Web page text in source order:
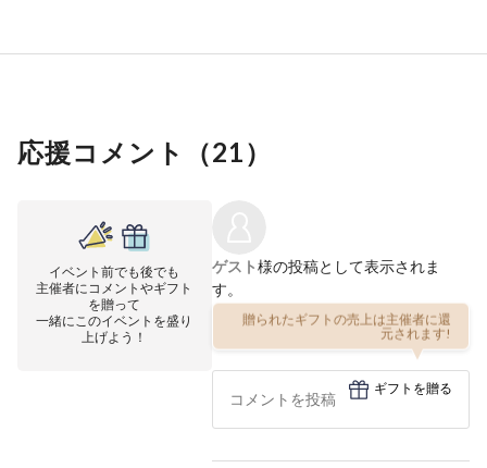
応援コメント（21）
イベント前でも後でも
主催者にコメントやギフト
を贈って
一緒にこのイベントを盛り
上げよう！
ゲスト様の投稿として表示されま
す。
贈られたギフトの売上は主催者に還
元されます!
ギフトを贈る